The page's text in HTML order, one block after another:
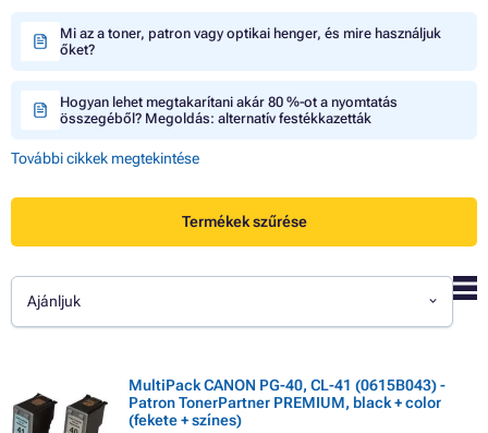
Mi az a toner, patron vagy optikai henger, és mire használjuk
őket?
Hogyan lehet megtakarítani akár 80 %-ot a nyomtatás
összegéből? Megoldás: alternatív festékkazetták
További cikkek megtekintése
Termékek szűrése
Ajánljuk
MultiPack CANON PG-40, CL-41 (0615B043) -
Patron TonerPartner PREMIUM, black + color
(fekete + színes)